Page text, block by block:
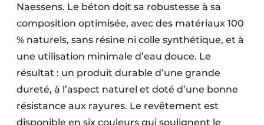
Naessens. Le béton doit sa robustesse à sa
composition optimisée, avec des matériaux 100
% naturels, sans résine ni colle synthétique, et à
une utilisation minimale d’eau douce. Le
résultat : un produit durable d’une grande
dureté, à l’aspect naturel et doté d’une bonne
résistance aux rayures. Le revêtement est
disponible en six couleurs qui soulignent le